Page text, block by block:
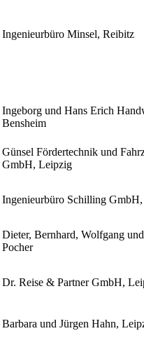
Ingenieurbüro Minsel, Reibitz
Ingeborg und Hans Erich
Bensheim
Günsel Fördertechnik und
GmbH, Leipzig
Ingenieurbüro Schilling
Dieter, Bernhard, Wolfgang
Pocher
Dr. Reise & Partner GmbH,
Barbara und Jürgen Hahn,